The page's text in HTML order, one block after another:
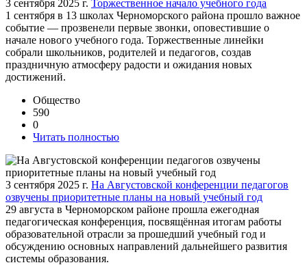
3 сентября 2025 г. Торжественное начало учебного года
1 сентября в 13 школах Черноморского района прошло важное
событие — прозвенели первые звонки, оповестившие о
начале нового учебного года. Торжественные линейки
собрали школьников, родителей и педагогов, создав
праздничную атмосферу радости и ожидания новых
достижений.
Общество
590
0
Читать полностью
3 сентября 2025 г. На Августовской конференции педагогов
озвучены приоритетные планы на новый учебный год
29 августа в Черноморском районе прошла ежегодная
педагогическая конференция, посвящённая итогам работы
образовательной отрасли за прошедший учебный год и
обсуждению основных направлений дальнейшего развития
системы образования.